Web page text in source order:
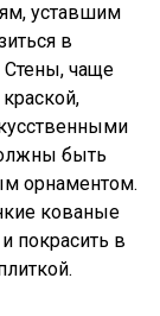
уставшим
в
чаще
быть
орнаментом.
кованые
покрасить в